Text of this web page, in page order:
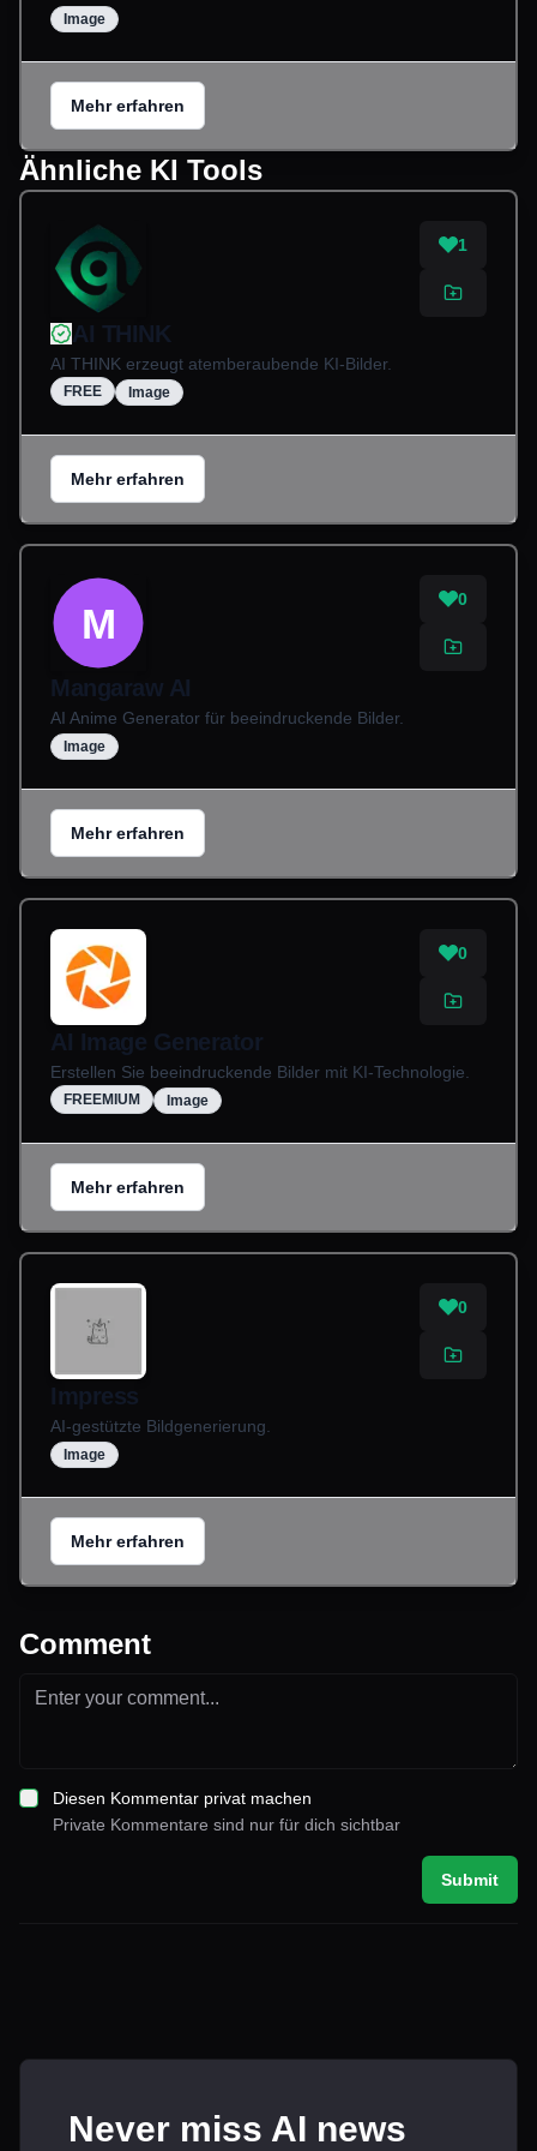
Image
Mehr erfahren
Ähnliche KI Tools
1
AI THINK
AI THINK erzeugt atemberaubende KI-Bilder.
FREE Image
Mehr erfahren
M
0
Mangaraw AI
AI Anime Generator für beeindruckende Bilder.
Image
Mehr erfahren
0
AI Image Generator
Erstellen Sie beeindruckende Bilder mit KI-Technologie.
FREEMIUM Image
Mehr erfahren
0
Impress
AI-gestützte Bildgenerierung.
Image
Mehr erfahren
Comment
Diesen Kommentar privat machen
Private Kommentare sind nur für dich sichtbar
Submit
Never miss AI news